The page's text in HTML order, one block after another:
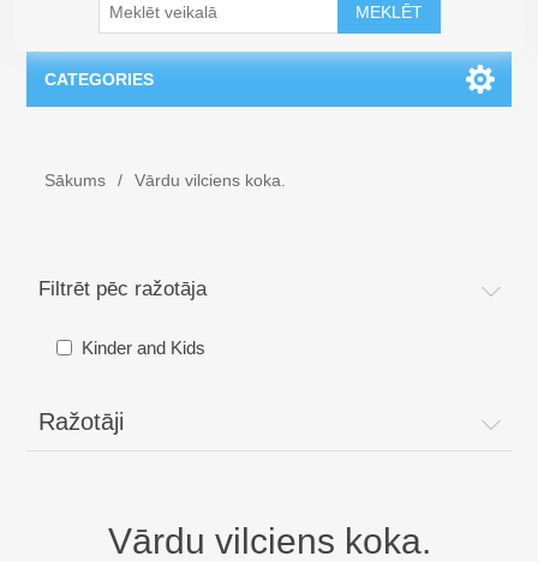
MEKLĒT
CATEGORIES
MOJO - Atslēgu piekari
Biešu - Kira svin Ziemassvētkus Dānijā --
Kristību dāvanas - Dzimšanas dāvanas
Sākums / Vārdu vilciens koka.
Filtrēt pēc ražotāja
Kinder and Kids
Ražotāji
Vārdu vilciens koka.